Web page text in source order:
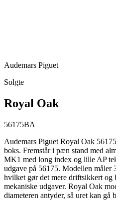
Audemars Piguet
Solgte
Royal Oak
56175BA
Audemars Piguet Royal Oak
boks. Fremstår i pæn stand med
MK1 med long index og lille AP
udgave på 56175. Modellen måler
hvilket gør det mere driftsikkert og
mekaniske udgaver. Royal Oak
diameteren antyder, så uret kan gå